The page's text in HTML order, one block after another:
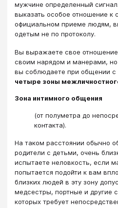
мужчине определенный
выказать особое отношение к
официальном приеме людям,
одетым не по протоколу.
Вы выражаете свое отношение
своим нарядом и манерами,
вы соблюдаете при общении с
четыре зоны
Зона интимного общения
(от полуметра до
контакта).
На таком расстоянии обычно
родители с детьми, очень
испытаете неловкость, если
попытается подойти к вам
близких людей в эту зону
медсестры, портные и другие
которых требует